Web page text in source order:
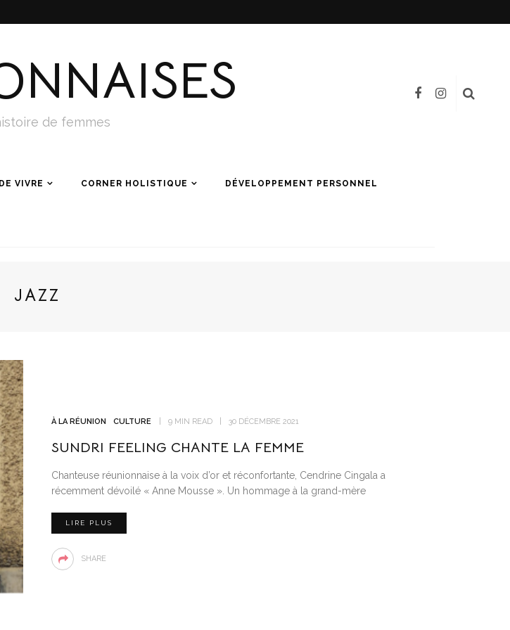
de femmes
VIVRE CORNER HOLISTIQUE DÉVELOPPEMENT PERSONNEL
JAZZ
À LA RÉUNION CULTURE 9 MIN READ 30 DÉCEMBRE 2021
SUNDRI FEELING CHANTE LA FEMME
Chanteuse réunionnaise à la voix d’or et réconfortante, Cendrine Cingala a
récemment dévoilé « Anne Mousse ». Un hommage à la grand-mère
LIRE PLUS
SHARE